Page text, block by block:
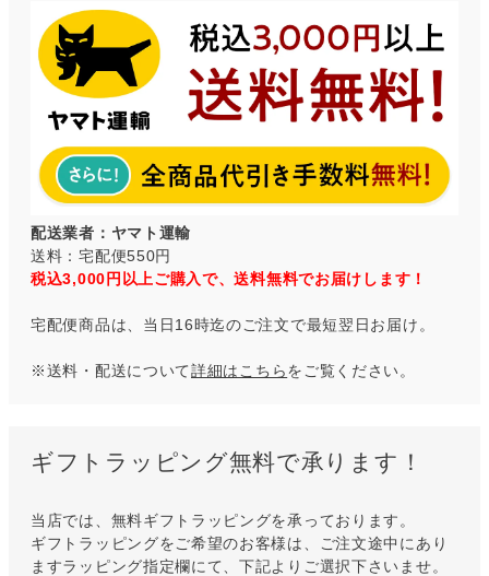
配送業者：ヤマト運輸
送料：宅配便550円
税込3,000円以上ご購入で、送料無料でお届けします！
宅配便商品は、当日16時迄のご注文で最短翌日お届け。
※送料・配送について詳細はこちらをご覧ください。
ギフトラッピング無料で承ります！
当店では、無料ギフトラッピングを承っております。
ギフトラッピングをご希望のお客様は、ご注文途中にあり
ますラッピング指定欄にて、下記よりご選択下さいませ。